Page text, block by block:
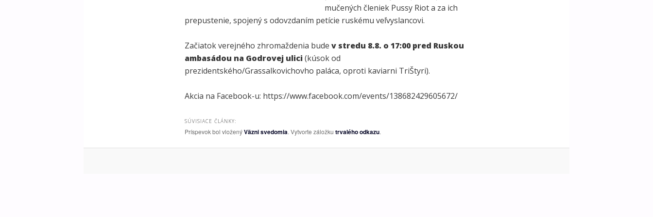
mučených členiek Pussy Riot a za ich
prepustenie, spojený s odovzdaním petície ruskému veľvyslancovi.
Začiatok verejného zhromaždenia bude v stredu 8.8. o 17:00 pred Ruskou
ambasádou na Godrovej ulici (kúsok od
prezidentského/Grassalkovichovho paláca, oproti kaviarni TriŠtyri).
Akcia na Facebook-u: https://www.facebook.com/events/138682429605672/
SÚVISIACE ČLÁNKY:
Príspevok bol vloženýVäzni svedomia. Vytvorte záložku trvalého odkazu.